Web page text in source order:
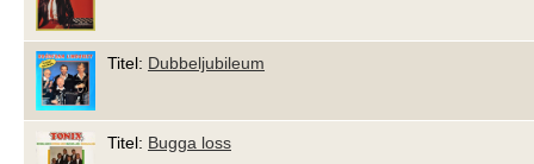
Titel: Dubbeljubileum
Titel: Bugga loss